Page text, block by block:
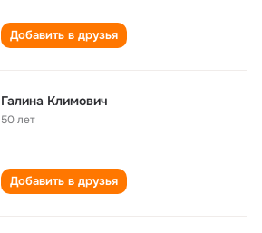
Добавить в друзья
Галина Климович
50 лет
Добавить в друзья